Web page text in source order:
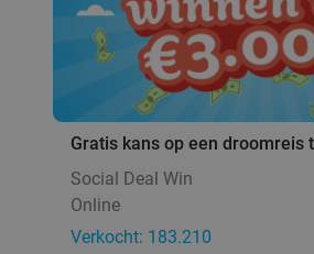
Gratis kans op een droomreis
Social Deal Win
Online
Verkocht: 183.210